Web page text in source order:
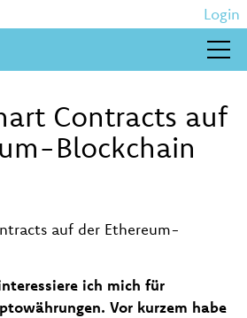
Login
Contracts auf
Blockchain
ich mich für
Vor kurzem habe